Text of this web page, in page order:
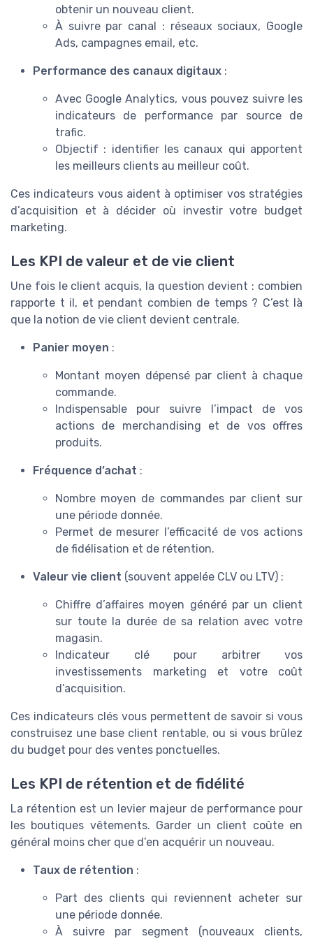
obtenir un nouveau client.
À suivre par canal : réseaux sociaux, Google
Ads, campagnes email, etc.
Performance des canaux digitaux :
Avec Google Analytics, vous pouvez suivre les
indicateurs de performance par source de
trafic.
Objectif : identifier les canaux qui apportent
les meilleurs clients au meilleur coût.
Ces indicateurs vous aident à optimiser vos stratégies
d’acquisition et à décider où investir votre budget
marketing.
Les KPI de valeur et de vie client
Une fois le client acquis, la question devient : combien
rapporte t il, et pendant combien de temps ? C’est là
que la notion de vie client devient centrale.
Panier moyen :
Montant moyen dépensé par client à chaque
commande.
Indispensable pour suivre l’impact de vos
actions de merchandising et de vos offres
produits.
Fréquence d’achat :
Nombre moyen de commandes par client sur
une période donnée.
Permet de mesurer l’efficacité de vos actions
de fidélisation et de rétention.
Valeur vie client (souvent appelée CLV ou LTV) :
Chiffre d’affaires moyen généré par un client
sur toute la durée de sa relation avec votre
magasin.
Indicateur clé pour arbitrer vos
investissements marketing et votre coût
d’acquisition.
Ces indicateurs clés vous permettent de savoir si vous
construisez une base client rentable, ou si vous brûlez
du budget pour des ventes ponctuelles.
Les KPI de rétention et de fidélité
La rétention est un levier majeur de performance pour
les boutiques vêtements. Garder un client coûte en
général moins cher que d’en acquérir un nouveau.
Taux de rétention :
Part des clients qui reviennent acheter sur
une période donnée.
À suivre par segment (nouveaux clients,